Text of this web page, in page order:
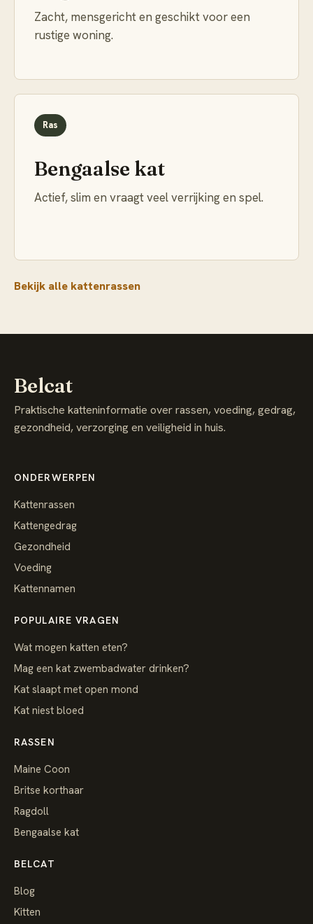
Zacht, mensgericht en geschikt voor een
rustige woning.
Ras
Bengaalse kat
Actief, slim en vraagt veel verrijking en spel.
Bekijk alle kattenrassen
Belcat
Praktische katteninformatie over rassen, voeding, gedrag,
gezondheid, verzorging en veiligheid in huis.
ONDERWERPEN
Kattenrassen
Kattengedrag
Gezondheid
Voeding
Kattennamen
POPULAIRE VRAGEN
Wat mogen katten eten?
Mag een kat zwembadwater drinken?
Kat slaapt met open mond
Kat niest bloed
RASSEN
Maine Coon
Britse korthaar
Ragdoll
Bengaalse kat
BELCAT
Blog
Kitten